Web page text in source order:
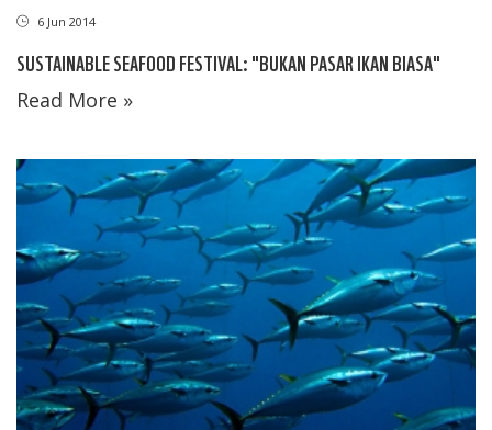
6 Jun 2014
SUSTAINABLE SEAFOOD FESTIVAL: "BUKAN PASAR IKAN BIASA"
Read More »